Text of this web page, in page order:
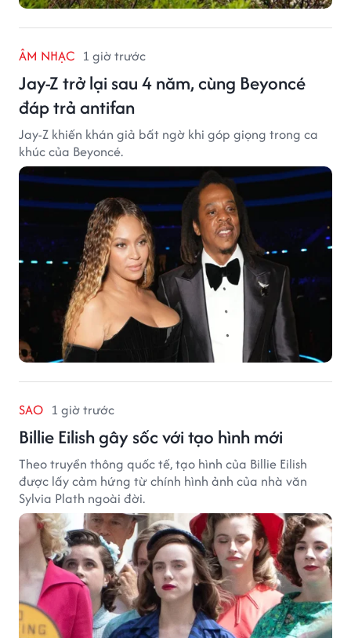
ÂM NHẠC 1 giờ trước
Jay-Z trở lại sau 4 năm, cùng Beyoncé
đáp trả antifan
Jay-Z khiến khán giả bất ngờ khi góp giọng trong ca
khúc của Beyoncé.
SAO 1 giờ trước
Billie Eilish gây sốc với tạo hình mới
Theo truyền thông quốc tế, tạo hình của Billie Eilish
được lấy cảm hứng từ chính hình ảnh của nhà văn
Sylvia Plath ngoài đời.